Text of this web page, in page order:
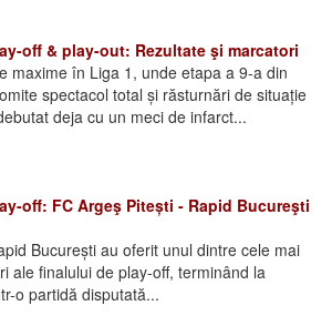
off & play-out: Rezultate şi marcatori
maxime în Liga 1, unde etapa a 9-a din
spectacol total și răsturnări de situație
deja cu un meci de infarct...
off: FC Argeş Pitești - Rapid Bucureşti
București au oferit unul dintre cele mai
ale finalului de play-off, terminând la
o partidă disputată...